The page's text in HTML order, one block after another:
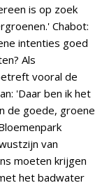
is op zoek
Chabot:
intenties goed
Als
vooral de
'Daar ben ik het
de goede, groene
van
moeten krijgen
het badwater